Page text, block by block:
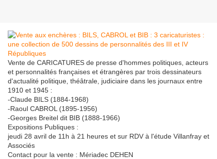
Vente de CARICATURES de presse d'hommes politiques, acteurs
et personnalités françaises et étrangères par trois dessinateurs
d'actualité politique, théâtrale, judiciaire dans les journaux entre
1910 et 1945 :
-Claude BILS (1884-1968)
-Raoul CABROL (1895-1956)
-Georges Breitel dit BIB (1888-1966)
Expositions Publiques :
jeudi 28 avril de 11h à 21 heures et sur RDV à l'étude Villanfray et
Associés
Contact pour la vente : Mériadec DEHEN